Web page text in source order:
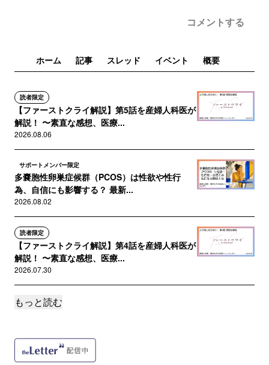
コメントする
ホーム 記事 スレッド イベント 概要
読者限定
【ファーストクライ解説】第5話を産婦人科医が
解説！ 〜素直な感想、医療...
2026.08.06
サポートメンバー限定
多嚢胞性卵巣症候群（PCOS）は性欲や性行
為、自信にも影響する？ 最新...
2026.08.02
読者限定
【ファーストクライ解説】第4話を産婦人科医が
解説！ 〜素直な感想、医療...
2026.07.30
サポートメンバー限定
2026.07.26
もっと読む